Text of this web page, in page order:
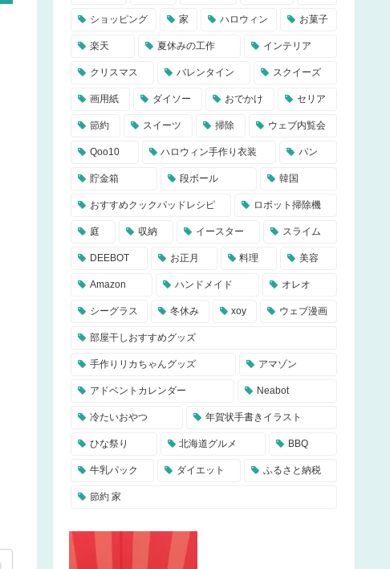
ショッピング 家 ハロウィン お菓子
楽天 夏休みの工作 インテリア
クリスマス バレンタイン スクイーズ
画用紙 ダイソー おでかけ セリア
節約 スイーツ 掃除 ウェブ内覧会
Qoo10 ハロウィン手作り衣装 パン
貯金箱 段ボール 韓国
おすすめクックパッドレシピ ロボット掃除機
庭 収納 イースター スライム
DEEBOT お正月 料理 美容
Amazon ハンドメイド オレオ
シーグラス 冬休み xoy ウェブ漫画
部屋干しおすすめグッズ
手作りリカちゃんグッズ アマゾン
アドベントカレンダー Neabot
冷たいおやつ 年賀状手書きイラスト
ひな祭り 北海道グルメ BBQ
牛乳パック ダイエット ふるさと納税
節約 家